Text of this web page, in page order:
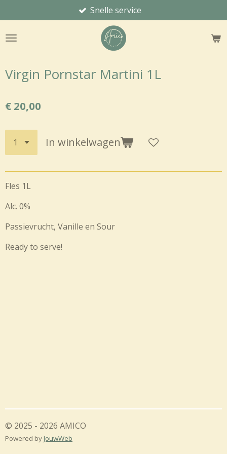
direct
naar
Snelle service
Virgin Pornstar Martini 1L
€ 20,00
In winkelwagen
Fles 1L
Alc. 0%
Passievrucht, Vanille en Sour
Ready to serve!
© 2025 - 2026 AMICO
Powered byJouwWeb